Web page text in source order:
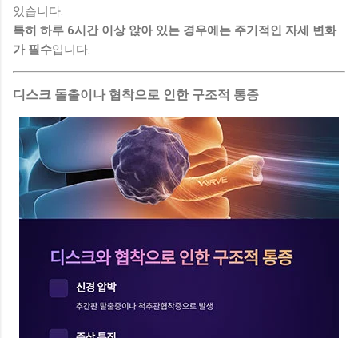
있습니다.
특히 하루 6시간 이상 앉아 있는 경우에는 주기적인 자세 변화
가 필수입니다.
디스크 돌출이나 협착으로 인한 구조적 통증